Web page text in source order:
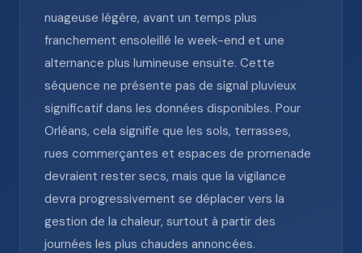
nuageuse légère, avant un temps plus
franchement ensoleillé le week-end et une
alternance plus lumineuse ensuite. Cette
séquence ne présente pas de signal pluvieux
significatif dans les données disponibles. Pour
Orléans, cela signifie que les sols, terrasses,
rues commerçantes et espaces de promenade
devraient rester secs, mais que la vigilance
devra progressivement se déplacer vers la
gestion de la chaleur, surtout à partir des
journées les plus chaudes annoncées.